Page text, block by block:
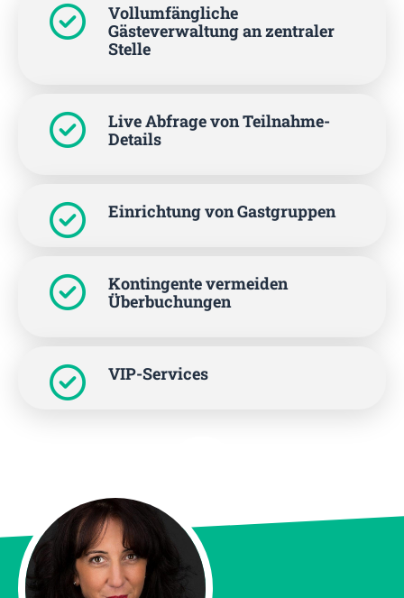
Vollumfängliche
Gästeverwaltung an zentraler
Stelle
Live Abfrage von Teilnahme-
Details
Einrichtung von Gastgruppen
Kontingente vermeiden
Überbuchungen
VIP-Services